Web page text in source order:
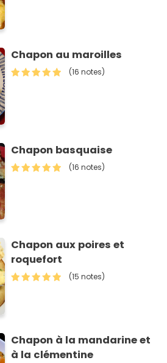
Chapon au maroilles
(16 notes)
Chapon basquaise
(16 notes)
Chapon aux poires et
roquefort
(15 notes)
Chapon à la mandarine et
à la clémentine